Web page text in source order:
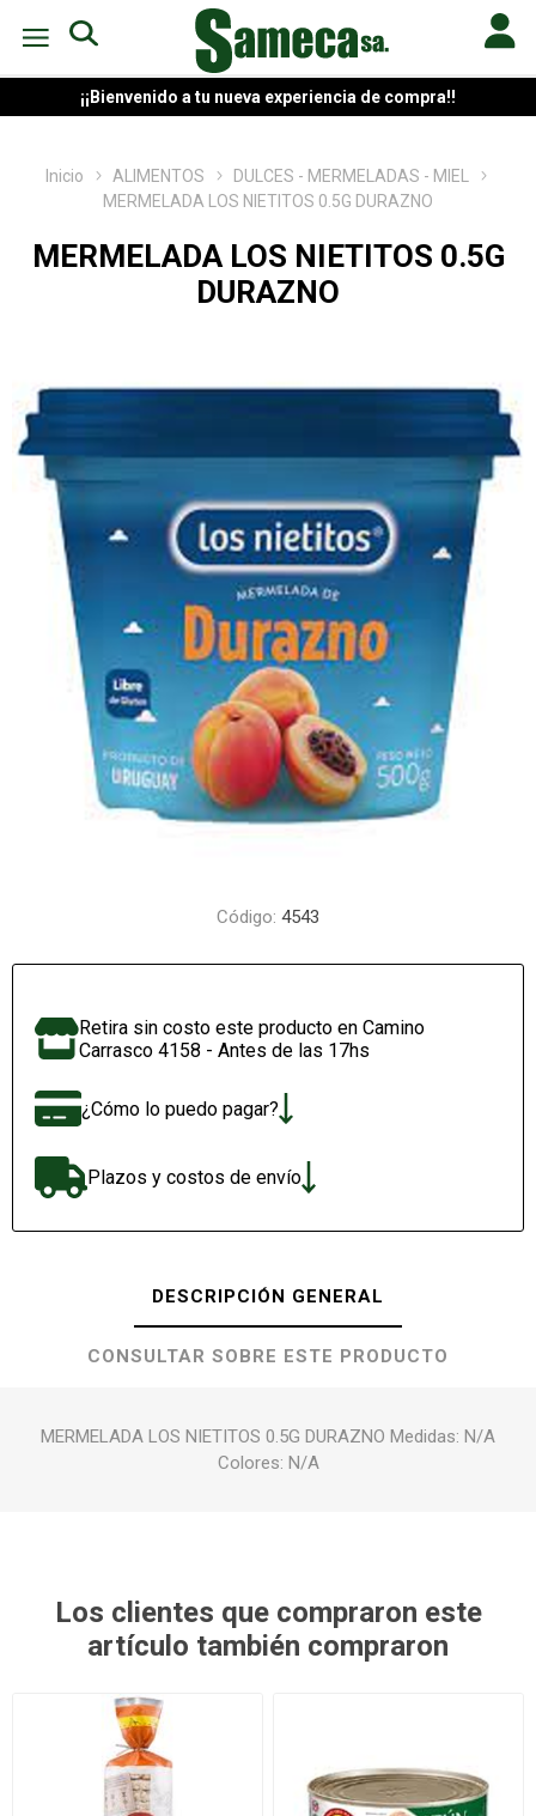
¡¡Bienvenido a tu nueva experiencia de compra!!
Inicio ALIMENTOS
DULCES - MERMELADAS - MIEL
MERMELADA LOS NIETITOS 0.5G DURAZNO
MERMELADA LOS NIETITOS 0.5G
DURAZNO
Código: 4543
Retira sin costo este producto en Camino
Carrasco 4158 - Antes de las 17hs
¿Cómo lo puedo pagar?
Plazos y costos de envío
DESCRIPCIÓN GENERAL
CONSULTAR SOBRE ESTE PRODUCTO
MERMELADA LOS NIETITOS 0.5G DURAZNO Medidas: N/A
Colores: N/A
Los clientes que compraron este
artículo también compraron